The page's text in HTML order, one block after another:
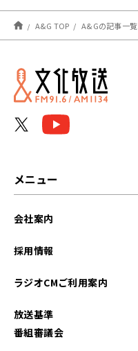
A&G TOP A&Gの記事一覧
メニュー
会社案内
採用情報
ラジオCMご利用案内
放送基準
番組審議会